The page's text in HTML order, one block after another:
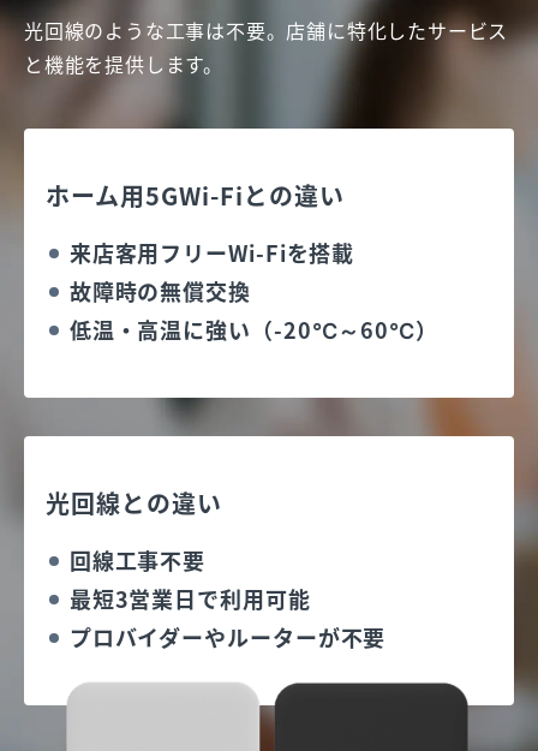
光回線のような工事は不要。店舗に特化したサービス
と機能を提供します。
ホーム用5GWi-Fiとの違い
来店客用フリーWi-Fiを搭載
故障時の無償交換
低温・高温に強い（-20℃～60℃）
光回線との違い
回線工事不要
最短3営業日で利用可能
プロバイダーやルーターが不要